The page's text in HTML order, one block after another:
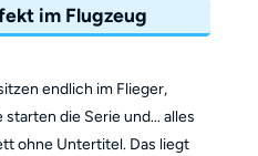
im Flugzeug
endlich im Flieger,
die Serie und... alles
ohne Untertitel. Das liegt